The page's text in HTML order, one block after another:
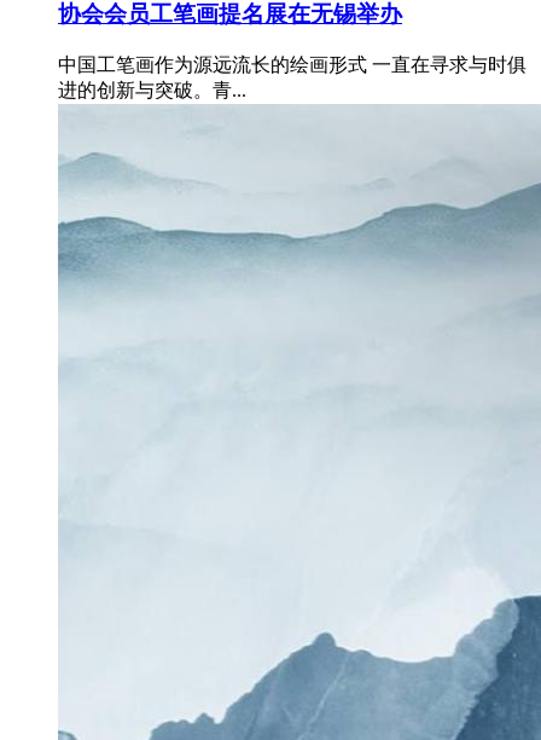
协会会员工笔画提名展在无锡举办
中国工笔画作为源远流长的绘画形式 一直在寻求与时俱
进的创新与突破。青...